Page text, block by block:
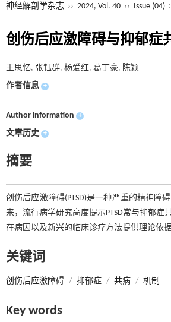
神经解剖学杂志 ›› 2024, Vol. 40 ›› Issue (04)
创伤后应激障碍与抑郁症
王思忆, 张钰群, 杨爱红, 葛丁豪, 陈颖
作者信息 +
Author information +
文章历史 +
摘要
创伤后应激障碍(PTSD)是一种严重的精神
来，流行病学研究高度提示PTSD常与抑郁症
在病因以及新兴的临床诊疗方法提供理论依据
关键词
创伤后应激障碍 / 抑郁症 / 共病 / 机制
Key words